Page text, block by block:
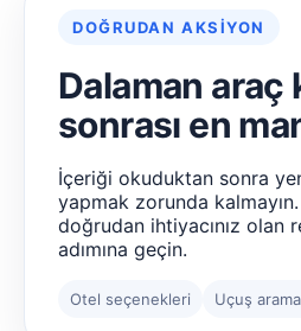
DOĞRUDAN AKSIYON
Dalaman araç
sonrası en
İçeriği okuduktan sonra
yapmak zorunda
doğrudan ihtiyacınız olan
adımına geçin.
Otel seçenekleri Uçuş